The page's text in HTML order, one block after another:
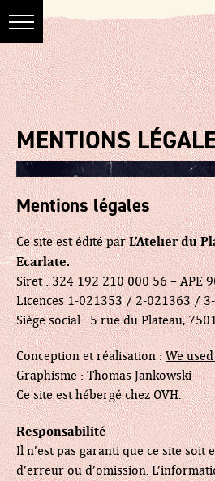
MENTIONS
Mentions légales
Ce site est édité parL’Atelier du
Ecarlate.
Siret : 324 192 210 000 56 – APE
Licences 1-021353 / 2-021363 /
Siège social : 5 rue du Plateau,
Conception et réalisation :We
Graphisme : Thomas Jankowski
Ce site est hébergé chez OVH.
Responsabilité
Il n’est pas garanti que ce site soit
d’erreur ou d’omission.